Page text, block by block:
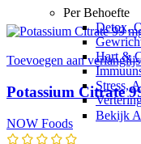
Per Behoefte
Detox,
Hart &
Stress,
Bekijk
Toevoegen aan
Potassium Citrate
NOW Foods